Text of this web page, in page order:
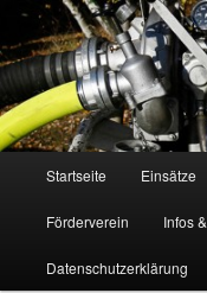
Zum
primären
Inhalt
springenFF Köln,
Freiwillige Feuerwehr
Startseite Einsätze
Förderverein Infos
Datenschutzerklärung